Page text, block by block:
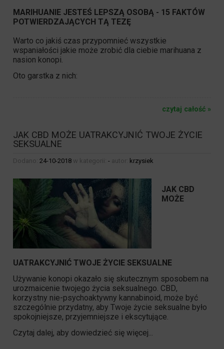
MARIHUANIE JESTEŚ LEPSZĄ OSOBĄ - 15 FAKTÓW
POTWIERDZAJĄCYCH TĄ TEZĘ
Warto co jakiś czas przypomnieć wszystkie
wspaniałości jakie może zrobić dla ciebie marihuana z
nasion konopi.
Oto garstka z nich:
czytaj całość »
JAK CBD MOŻE UATRAKCYJNIĆ TWOJE ŻYCIE
SEKSUALNE
Dodano: 24-10-2018 w kategorii: - autor: krzysiek
JAK CBD
MOŻE
UATRAKCYJNIĆ TWOJE ŻYCIE SEKSUALNE
Używanie konopi okazało się skutecznym sposobem na
urozmaicenie twojego życia seksualnego. CBD,
korzystny nie-psychoaktywny kannabinoid, może być
szczególnie przydatny, aby Twoje życie seksualne było
spokojniejsze, przyjemniejsze i ekscytujące.
Czytaj dalej, aby dowiedzieć się więcej...